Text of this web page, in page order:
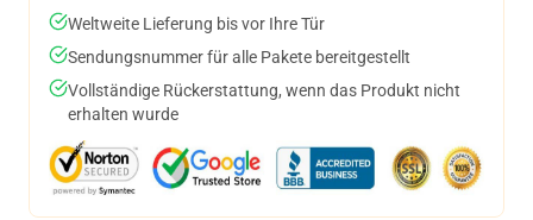
Weltweite Lieferung bis vor Ihre Tür
Sendungsnummer für alle Pakete bereitgestellt
Vollständige Rückerstattung, wenn das Produkt nicht
erhalten wurde